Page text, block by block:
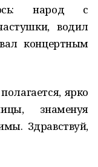
народ с
водил
концертным
ярко
знаменуя
Здравствуй,